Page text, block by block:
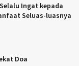
Ingat kepada
Seluas-luasnya
Doa